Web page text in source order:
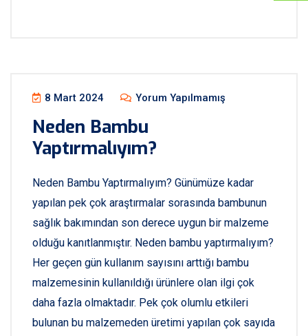
8 Mart 2024 Yorum Yapılmamış
Neden Bambu
Yaptırmalıyım?
Neden Bambu Yaptırmalıyım? Günümüze kadar
yapılan pek çok araştırmalar sorasında bambunun
sağlık bakımından son derece uygun bir malzeme
olduğu kanıtlanmıştır. Neden bambu yaptırmalıyım?
Her geçen gün kullanım sayısını arttığı bambu
malzemesinin kullanıldığı ürünlere olan ilgi çok
daha fazla olmaktadır. Pek çok olumlu etkileri
bulunan bu malzemeden üretimi yapılan çok sayıda